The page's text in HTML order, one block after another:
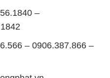
–
– 0906.387.866 –